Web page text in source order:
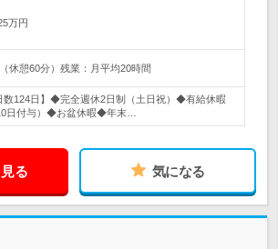
万円
休憩60分）残業：月平均20時間
数124日】◆完全週休2日制（土日祝）◆有給休暇
日付与）◆お盆休暇◆年末…
る 気になる